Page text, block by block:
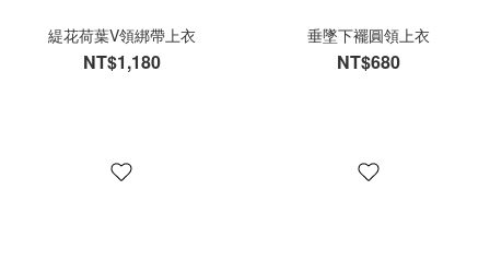
緹花荷葉V領綁帶上衣
NT$1,180
垂墜下襬圓領上衣
NT$680